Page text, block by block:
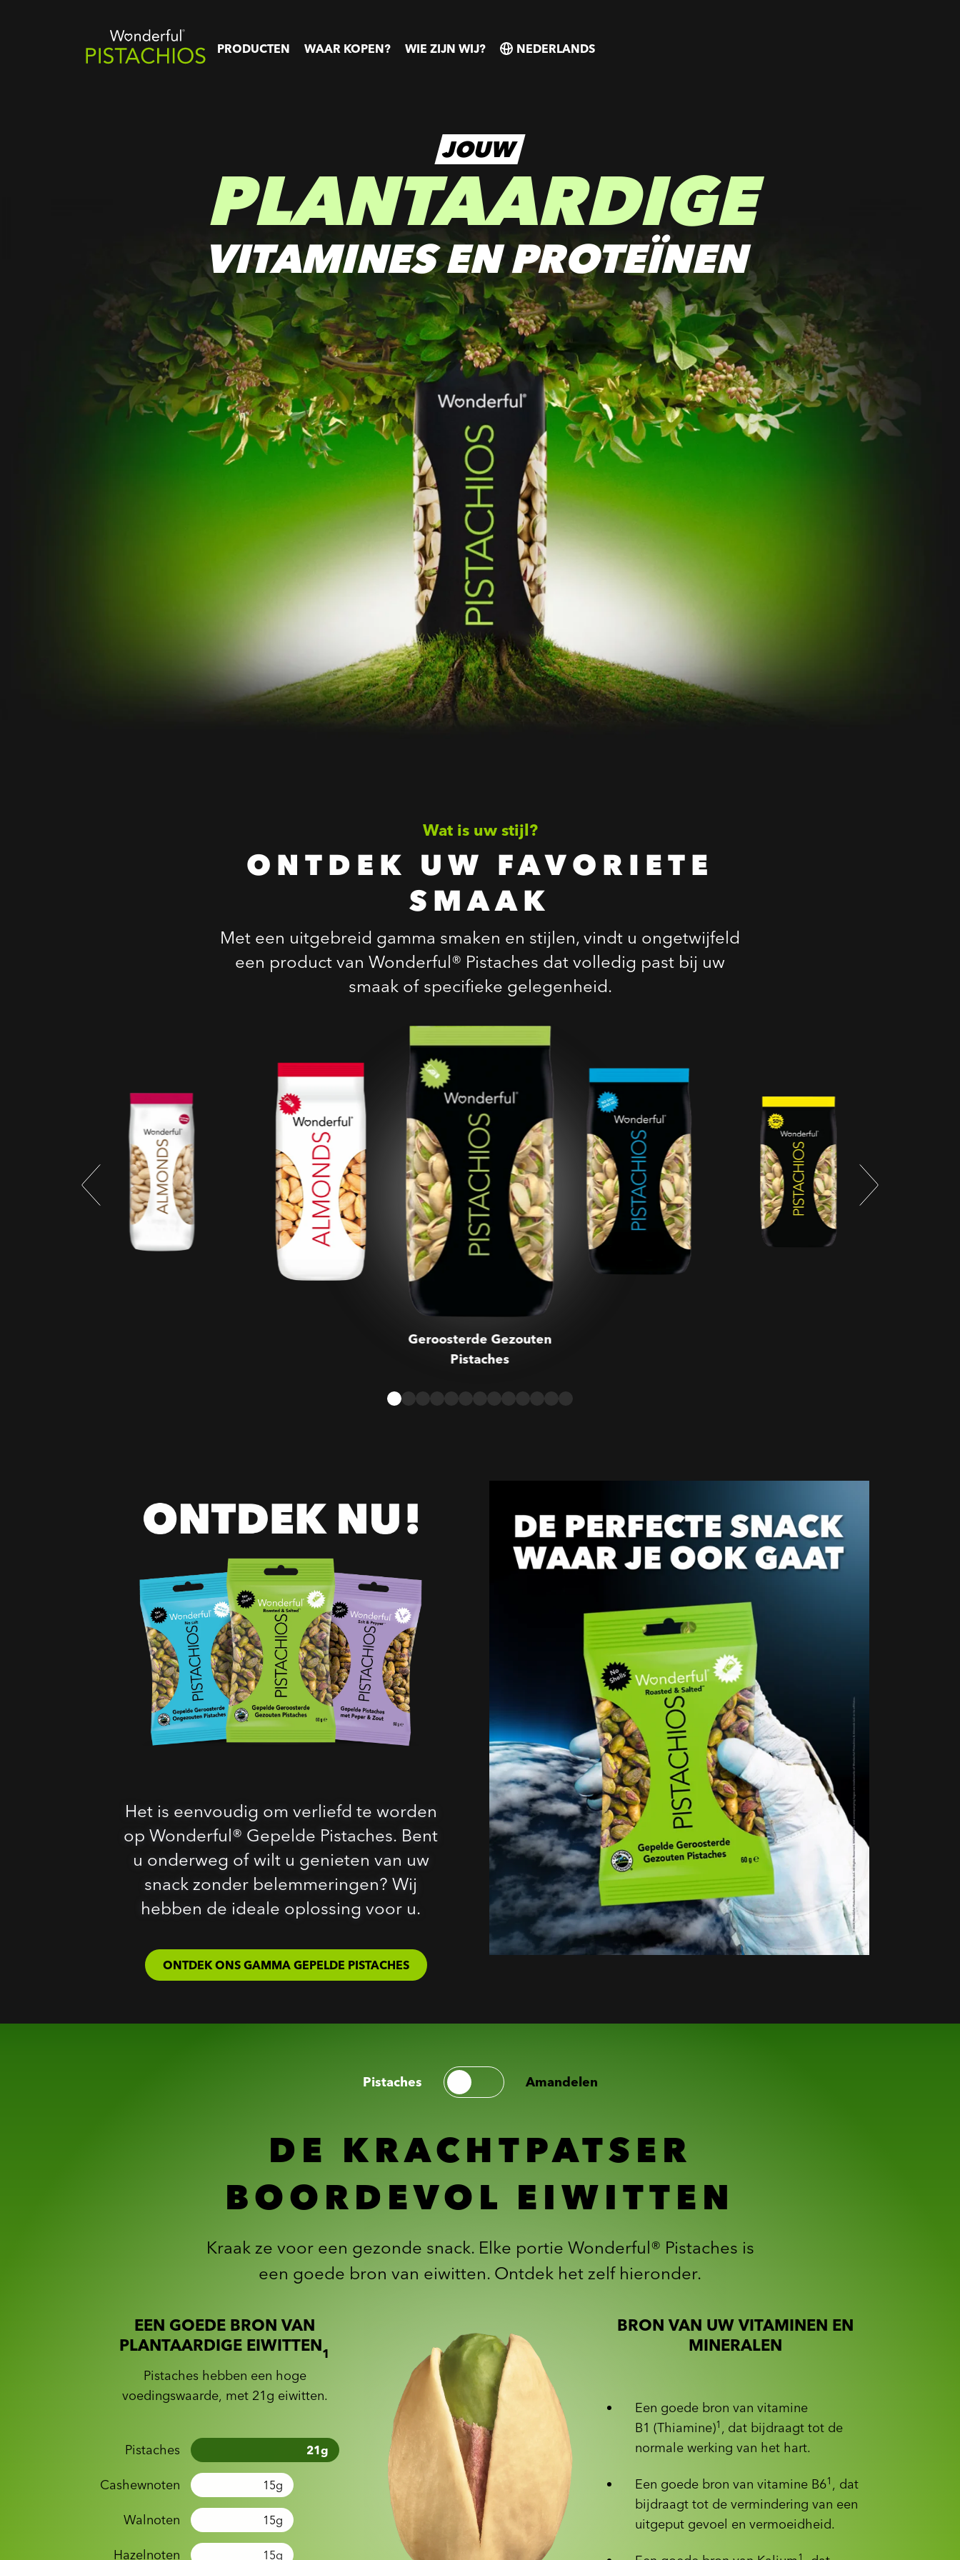
PRODUCTEN WAAR KOPEN? WIE ZIJN WIJ?
SELECT
SELECT
JOUW
PLANTAARDIGE
VITAMINES EN PROTEÏNEN
Wat is uw stijl?
ONTDEK UW FAVORIETE
SMAAK
Met een uitgebreid gamma smaken en stijlen, vindt u ongetwijfeld
een product van Wonderful® Pistaches dat volledig past bij uw
smaak of specifieke gelegenheid.
Pistaches
Geroosterde Gezouten
Pistaches
Het is eenvoudig om verliefd te worden
op Wonderful® Gepelde Pistaches. Bent
u onderweg of wilt u genieten van uw
snack zonder belemmeringen? Wij
hebben de ideale oplossing voor u.
ONTDEK ONS GAMMA GEPELDE PISTACHES
Pistaches Amandelen
DE KRACHTPATSER
BOORDEVOL EIWITTEN
Kraak ze voor een gezonde snack. Elke portie Wonderful® Pistaches is
een goede bron van eiwitten. Ontdek het zelf hieronder.
EEN GOEDE BRON VAN
PLANTAARDIGE EIWITTEN1
Pistaches hebben een hoge
voedingswaarde, met 21g eiwitten.
Pistaches 21g
Cashewnoten 15g
Walnoten 15g
Hazelnoten 15g
BRON VAN UW VITAMINEN EN
MINERALEN
Een goede bron van vitamine
B1 (Thiamine)1 , dat bijdraagt tot de
normale werking van het hart.
Een goede bron van vitamine B61 , dat
bijdraagt tot de vermindering van een
uitgeput gevoel en vermoeidheid.
1